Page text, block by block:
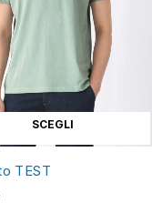
SCEGLI
TEST